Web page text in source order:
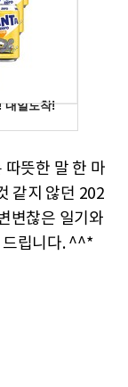
따뜻한 말 한 마
같지 않던 202
변찮은 일기와
드립니다. ^^*